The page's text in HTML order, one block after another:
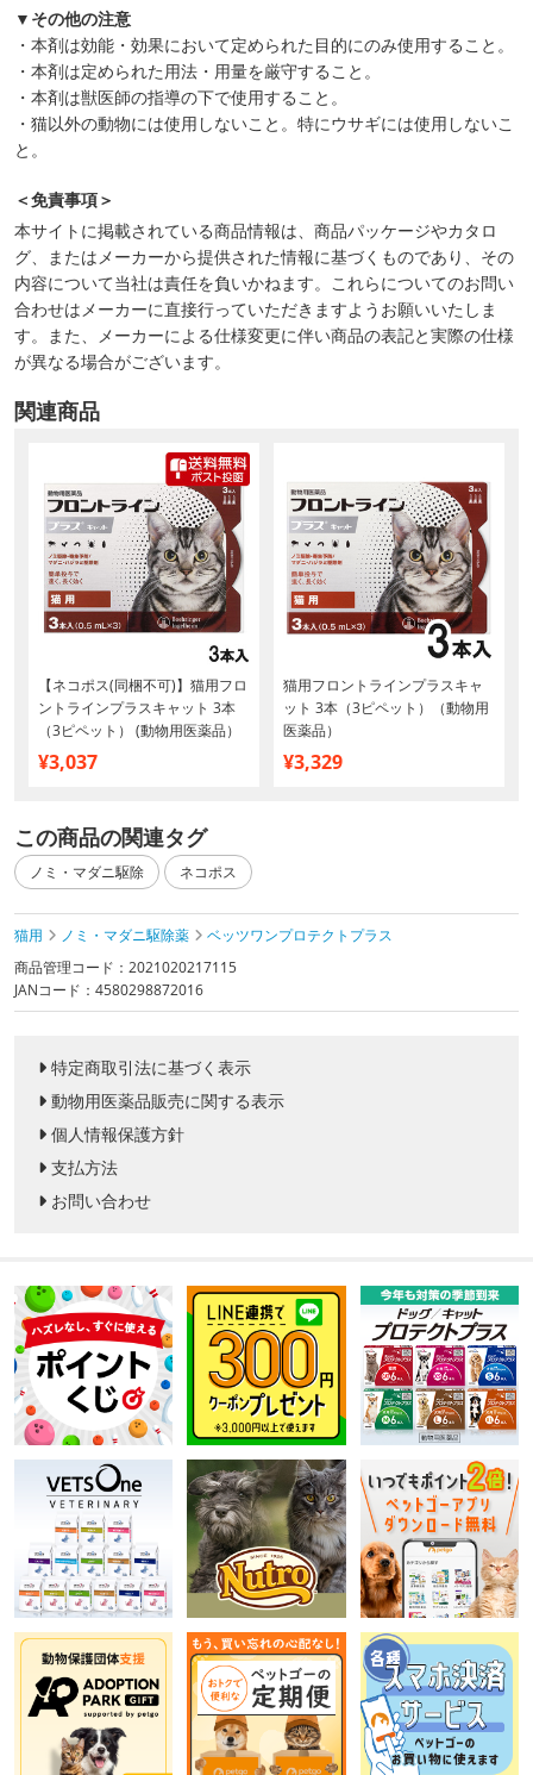
▼その他の注意
・本剤は効能・効果において定められた目的にのみ使用すること。
・本剤は定められた用法・用量を厳守すること。
・本剤は獣医師の指導の下で使用すること。
・猫以外の動物には使用しないこと。特にウサギには使用しないこ
と。
＜免責事項＞
本サイトに掲載されている商品情報は、商品パッケージやカタロ
グ、またはメーカーから提供された情報に基づくものであり、その
内容について当社は責任を負いかねます。これらについてのお問い
合わせはメーカーに直接行っていただきますようお願いいたしま
す。また、メーカーによる仕様変更に伴い商品の表記と実際の仕様
が異なる場合がございます。
関連商品
【ネコポス(同梱不可)】猫用フロ
ントラインプラスキャット 3本
（3ピペット） (動物用医薬品）
¥3,037
猫用フロントラインプラスキャ
ット 3本（3ピペット）（動物用
医薬品）
¥3,329
この商品の関連タグ
ノミ・マダニ駆除 ネコポス
猫用 ノミ・マダニ駆除薬
ベッツワンプロテクトプラス
商品管理コード：2021020217115
JANコード：4580298872016
特定商取引法に基づく表示
動物用医薬品販売に関する表示
個人情報保護方針
支払方法
お問い合わせ